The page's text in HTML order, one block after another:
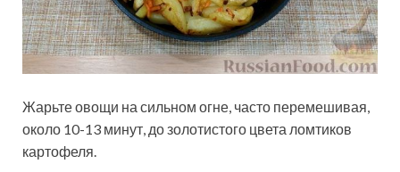
Жарьте овощи на сильном огне, часто перемешивая,
около 10-13 минут, до золотистого цвета ломтиков
картофеля.